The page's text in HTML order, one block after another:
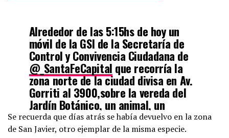
Alrededor de las 5:15hs de hoy un
móvil de la GSI de la Secretaría de
Control y Convivencia Ciudadana de
@_SantaFeCapital que recorría la
zona norte de la ciudad divisa en Av.
Gorriti al 3900,sobre la vereda del
Jardín Botánico, un animal, un
Aguara Guazú.
Abro hilo. Sigue abajo:
Se recuerda que días atrás se había devuelvo en la zona
de San Javier, otro ejemplar de la misma especie.